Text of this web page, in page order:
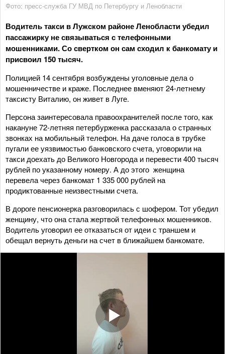
Фото: пресс-служба ГУ МВД по Петербургу и Ленобласти
Водитель такси в Лужском районе Ленобласти убедил
пассажирку не связываться с телефонными
мошенниками. Со свертком он сам сходил к банкомату и
присвоил 150 тысяч.
Полицией 14 сентября возбуждены уголовные дела о
мошенничестве и краже. Последнее вменяют 24-летнему
таксисту Виталию, он живет в Луге.
Персона заинтересовала правоохранителей после того, как
накануне 72-летняя петербурженка рассказала о странных
звонках на мобильный телефон. На даче голоса в трубке
пугали ее уязвимостью банковского счета, уговорили на
такси доехать до Великого Новгорода и перевести 400 тысяч
рублей по указанному номеру. А до этого женщина
перевела через банкомат 1 335 000 рублей на
продиктованные неизвестными счета.
В дороге пенсионерка разговорилась с шофером. Тот убедил
женщину, что она стала жертвой телефонных мошенников.
Водитель уговорил ее отказаться от идеи с траншем и
обещал вернуть деньги на счет в ближайшем банкомате.